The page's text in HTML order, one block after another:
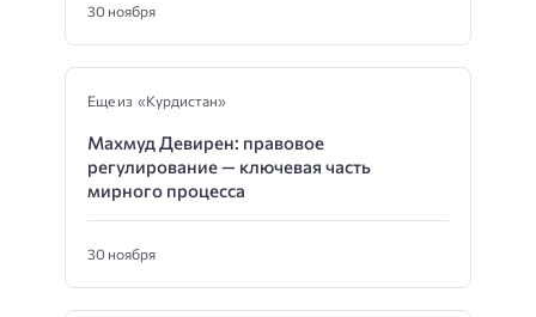
30 ноября
Еще из «Курдистан»
Махмуд Девирен: правовое
регулирование — ключевая часть
мирного процесса
30 ноября